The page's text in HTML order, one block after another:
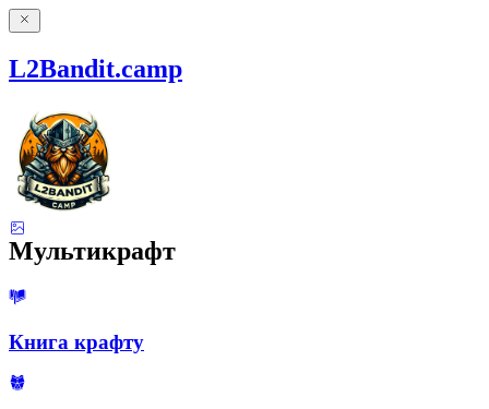
L2Bandit.camp
Мультикрафт
Книга крафту